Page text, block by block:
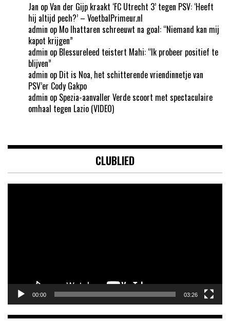
Jan opVan der Gijp kraakt ‘FC Utrecht 3’ tegen PSV: ‘Heeft
hij altijd pech?’ – VoetbalPrimeur.nl
admin op Mo Ihattaren schreeuwt na goal: “Niemand kan mij
kapot krijgen”
admin op Blessureleed teistert Mahi: “Ik probeer positief te
blijven”
admin op Dit is Noa, het schitterende vriendinnetje van
PSV’er Cody Gakpo
admin op Spezia-aanvaller Verde scoort met spectaculaire
omhaal tegen Lazio (VIDEO)
CLUBLIED
00:00 03:26